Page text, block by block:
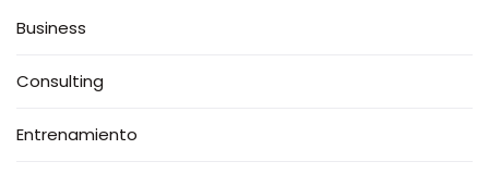
Business
Consulting
Entrenamiento